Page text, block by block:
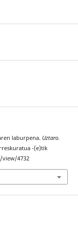
laburpena. Uztaro.
-(e)tik
4732